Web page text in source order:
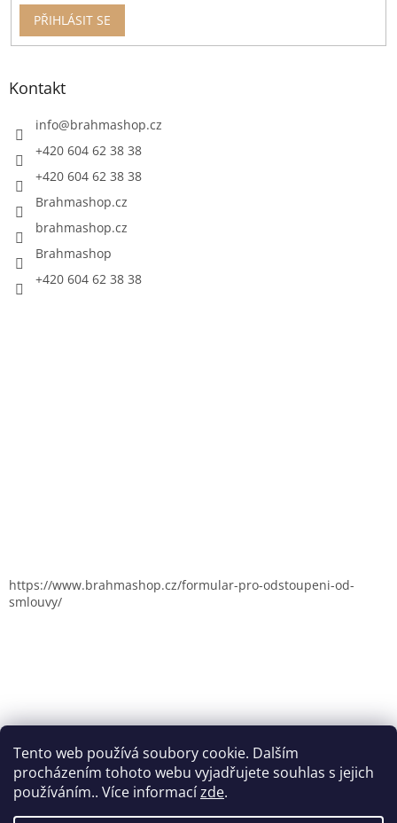
Tento web používá soubory cookie. Dalším
procházením tohoto webu vyjadřujete souhlas s jejich
používáním.. Více informacízde.
PŘIHLÁSIT SE
Kontakt
info@brahmashop.cz
+420 604 62 38 38
+420 604 62 38 38
Brahmashop.cz
brahmashop.cz
Brahmashop
+420 604 62 38 38
https://www.brahmashop.cz/formular-pro-odstoupeni-od-
smlouvy/